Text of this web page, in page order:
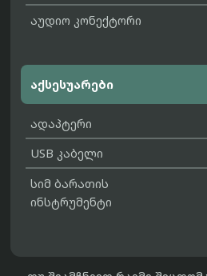
აუდიო კონექტორი
აქსესუარები
ადაპტერი
USB კაბელი
სიმ ბარათის
ინსტრუმენტი